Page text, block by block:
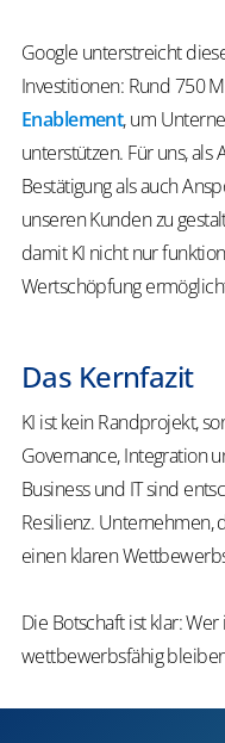
Google unterstreicht
Investitionen: Rund 750
Enablement, um
unterstützen. Für uns, als
Bestätigung als auch
unseren Kunden zu
damit KI nicht nur
Wertschöpfung
Das Kernfazit
KI ist kein Randprojekt,
Governance, Integration
Business und IT sind
Resilienz. Unternehmen,
einen klaren
Die Botschaft ist klar:
wettbewerbsfähig